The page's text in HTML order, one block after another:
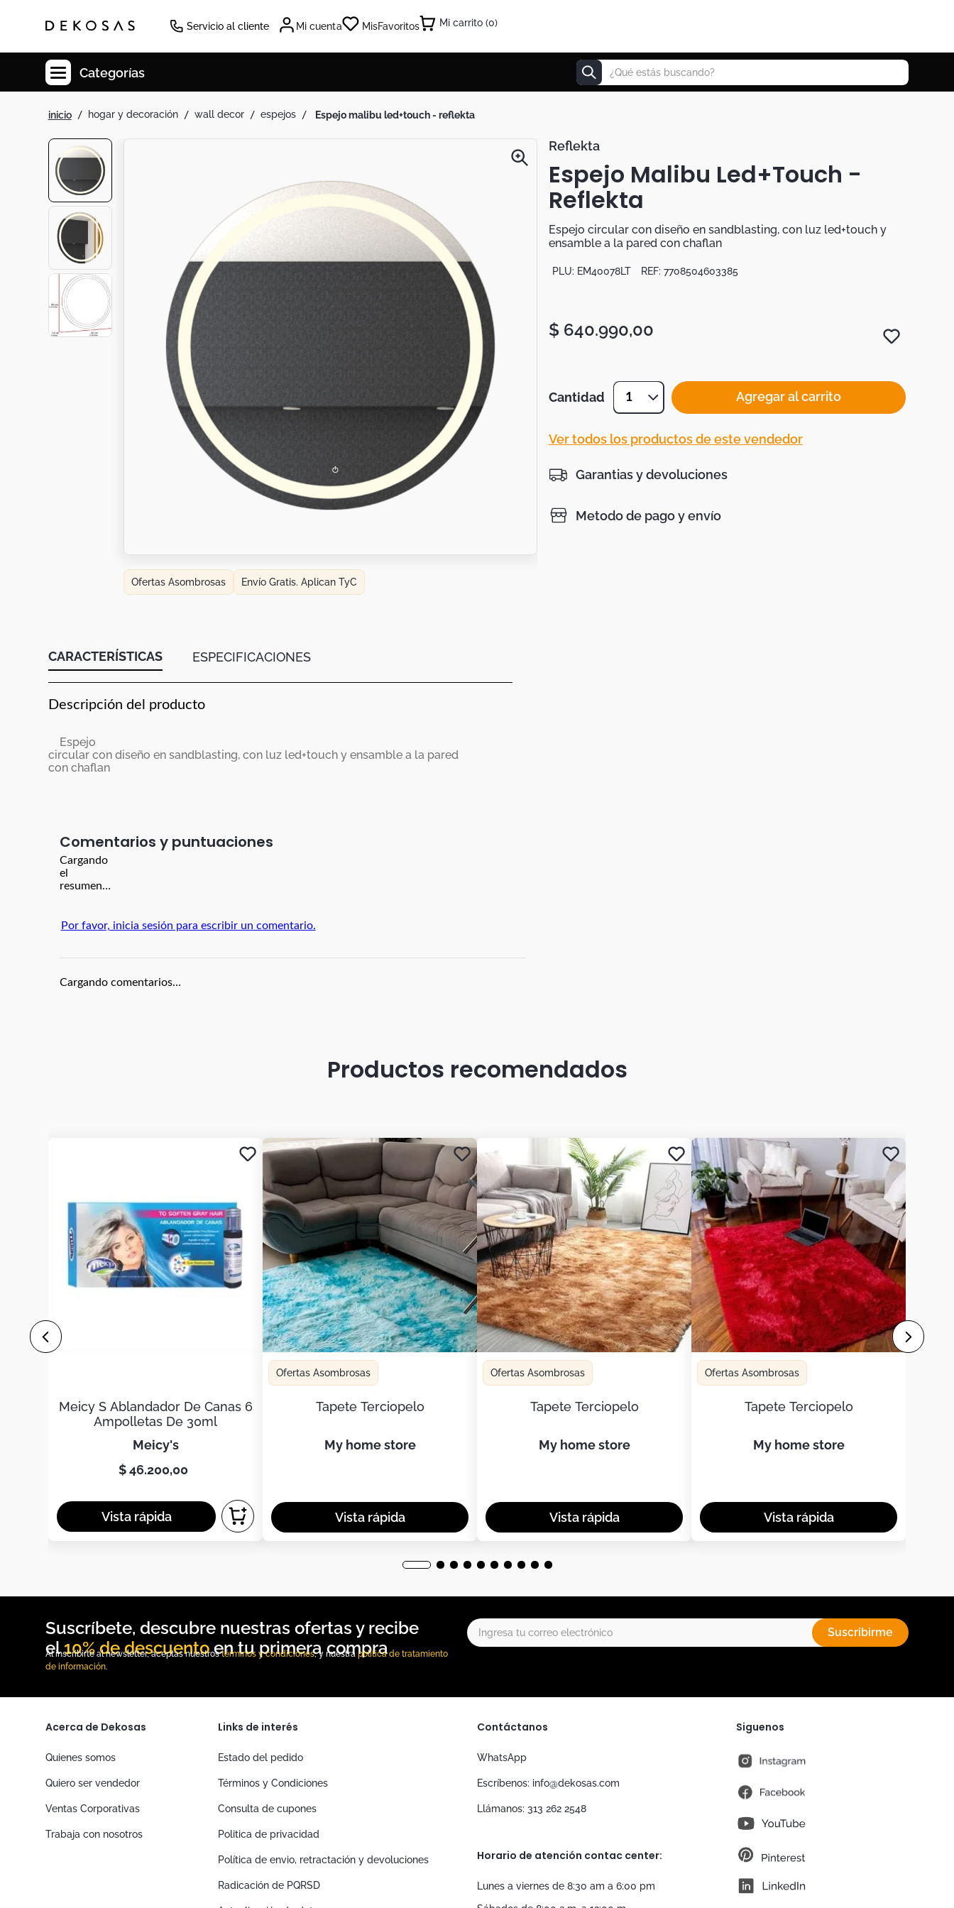
Servicio al cliente Mi cuenta MisFavoritos 0
Categorías ¿Qué estás buscando?
hogar y decoración wall decor espejos espejo malibu led+touch - reflekta
Ofertas Asombrosas Envío Gratis. Aplican TyC
CARACTERÍSTICAS ESPECIFICACIONES
Descripción del producto
Espejo
circular con diseño en sandblasting, con luz led+touch y ensamble a la pared
con chaflan
Comentarios
Cargando
el
resumen…
Por favor, inicia sesión para escribir un comentario.
Cargando comentarios…
Reflekta
Espejo Malibu Led+Touch -
Reflekta
Espejo circular con diseño en sandblasting, con luz led+touch y
ensamble a la pared con chaflan
PLU: EM40078LT REF: 7708504603385
$ 640.990,00
Cantidad 1 Agregar al carrito
Ver todos los productos de este vendedor
Garantias y devoluciones
Metodo de pago y envío
Productos recomendados
Meicy S Ablandador De Canas 6
Ampolletas De 30ml
meicy's
$ 46.200,00
Ofertas Asombrosas
Tapete Terciopelo
my home store
Ofertas Asombrosas
Tapete Terciopelo
my home store
Ofertas Asombrosas
Tapete Terciopelo
my home store
10% de descuento
Suscribirme
Al inscribirte al newsletter, aceptas nuestrostérminos y condiciones, y nuestra política de tratamiento
de información.
Acerca de Dekosas
Quienes somos
Quiero ser vendedor
Ventas Corporativas
Trabaja con nosotros
Links de interés
Estado del pedido
Términos y Condiciones
Consulta de cupones
Politica de privacidad
Política de envio, retractación y devoluciones
Radicación de PQRSD
Contáctanos
WhatsApp
Escríbenos: info@dekosas.com
Llámanos: 313 262 2548
Horario de atención contac center:
Lunes a viernes de 8:30 am a 6:00 pm
Siguenos
instagram
fb
You Tube
pt
lk
Cuadros
Lamparas
Cuadro
Sillas